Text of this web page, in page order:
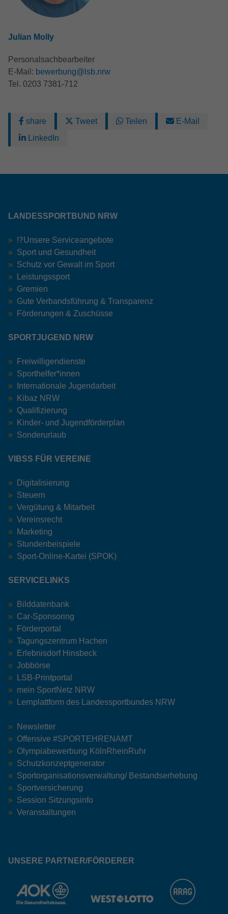
Julian Molly
Personalsachbearbeiter
E-Mail: bewerbung@lsb.nrw
Tel. 0203 7381-712
share Tweet Teilen
E-Mail
LinkedIn
LANDESSPORTBUND NRW
⁉️Unsere Serviceangebote
Sport und Gesundheit
Schutz vor Gewalt im Sport
Leistungssport
Gremien
Gute Verbandsführung & Transparenz
Förderungen & Zuschüsse
SPORTJUGEND NRW
Freiwilligendienste
Sporthelfer*innen
Internationale Jugendarbeit
Kibaz NRW
Qualifizierung
Kinder- und Jugendförderplan
Sonderurlaub
VIBSS FÜR VEREINE
Digitalisierung
Steuern
Vergütung & Mitarbeit
Vereinsrecht
Marketing
Stundenbeispiele
Sport-Online-Kartei (SPOK)
SERVICELINKS
Bilddatenbank
Car-Sponsoring
Förderportal
Tagungszentrum Hachen
Erlebnisdorf Hinsbeck
Jobbörse
LSB-Printportal
mein SportNetz NRW
Lernplattform des Landessportbundes NRW
Newsletter
Offensive #SPORTEHRENAMT
Olympiabewerbung KölnRheinRuhr
Schutzkonzeptgenerator
Sportorganisationsverwaltung/ Bestandserhebung
Sportversicherung
Session Sitzungsinfo
Veranstaltungen
UNSERE PARTNER/FÖRDERER